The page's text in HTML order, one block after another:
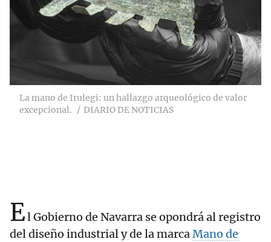
La mano de Irulegi: un hallazgo arqueológico de valor
excepcional.
DIARIO DE NOTICIAS
El Gobierno de Navarra se opondrá al registro
del diseño industrial y de la marcaMano de